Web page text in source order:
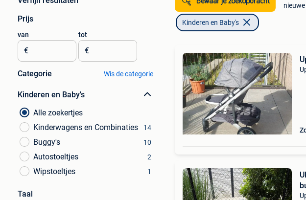
Prijs
van
€
tot
€
Categorie Wis de categorie
Kinderen en Baby's
Alle zoekertjes
Kinderwagens en Combinaties
14
Buggy's 10
Autostoeltjes 2
Wipstoeltjes 1
Taal
Kinderen en Baby's